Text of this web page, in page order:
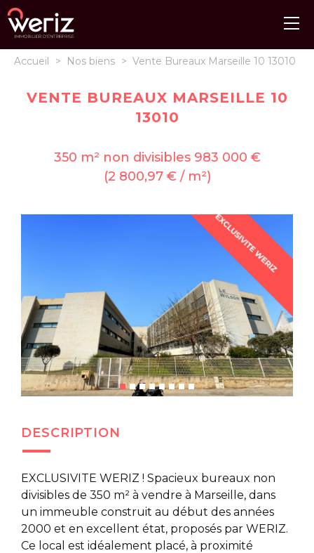
Accueil > Nos biens > Vente Bureaux Marseille 10 13010
VENTE BUREAUX MARSEILLE 10
13010
350 m² non divisibles 983 000 €
(2 800,97 € / m²)
DESCRIPTION
EXCLUSIVITE WERIZ ! Spacieux bureaux non
divisibles de 350 m² à vendre à Marseille, dans
un immeuble construit au début des années
2000 et en excellent état, proposés par WERIZ.
Ce local est idéalement placé, à proximité